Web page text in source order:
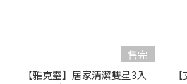
售完
【雅克靈】居家清潔雙星3入